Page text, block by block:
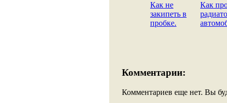
Как не
закипеть в
пробке.
Как
Комментарии:
Комментариев еще нет. Вы